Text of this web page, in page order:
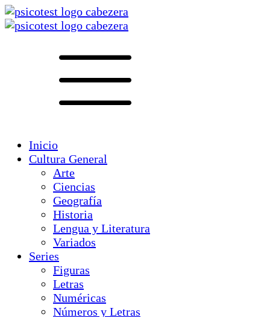
Inicio
Cultura General
Arte
Ciencias
Geografía
Historia
Lengua y Literatura
Variados
Series
Figuras
Letras
Numéricas
Números y Letras